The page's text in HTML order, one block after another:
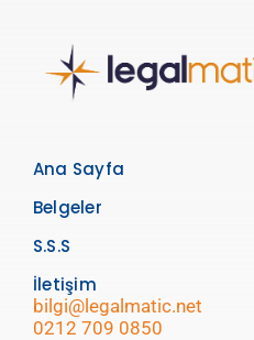
Ana Sayfa
Belgeler
S.S.S
İletişim
bilgi@legalmatic.net
0212 709 0850